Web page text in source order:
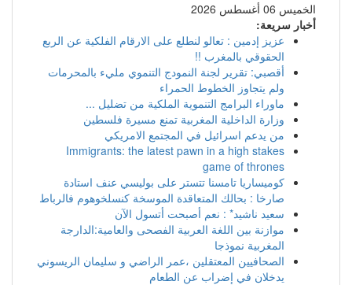
الخميس 06 أغسطس 2026
أخبار سريعة:
عزيز إدمين : تعالو لنطلع على الارقام الفلكية عن الربع
الحقوقي بالمغرب !!
أقصبي: تقرير لجنة النمودج التنموي مليء بالمحرمات
ولم يتجاوز الخطوط الحمراء
ماوراء البرامج التنموية الملكية من تضليل ...
وزارة الداخلية المغربية تمنع مسيرة فلسطين
من يدعم اسرائيل في المجتمع الامريكي
Immigrants: the latest pawn in a high stakes
game of thrones
كوميساريا تامسنا تتستر على بوليسي عنف استادة
صارخا : بحالك المتعاقدة الموسخة كنسلخوهوم فالرباط
سعيد ناشيد* : نعم أصبحت أتسول الآن
موازنة بين اللغة العربية الفصحى والعامية:الدارجة
المغربية نموذجا
الصحافيين المعتقلين ،عمر الراضي و سليمان الريسوني
يدخلان في إضراب عن الطعام